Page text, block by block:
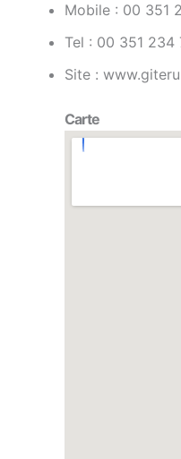
Mobile : 00 351
Tel : 00 351 234
Site :
Carte